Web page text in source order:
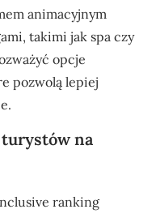
animacyjnym
takimi jak spa czy
opcje
pozwolą lepiej
turystów na